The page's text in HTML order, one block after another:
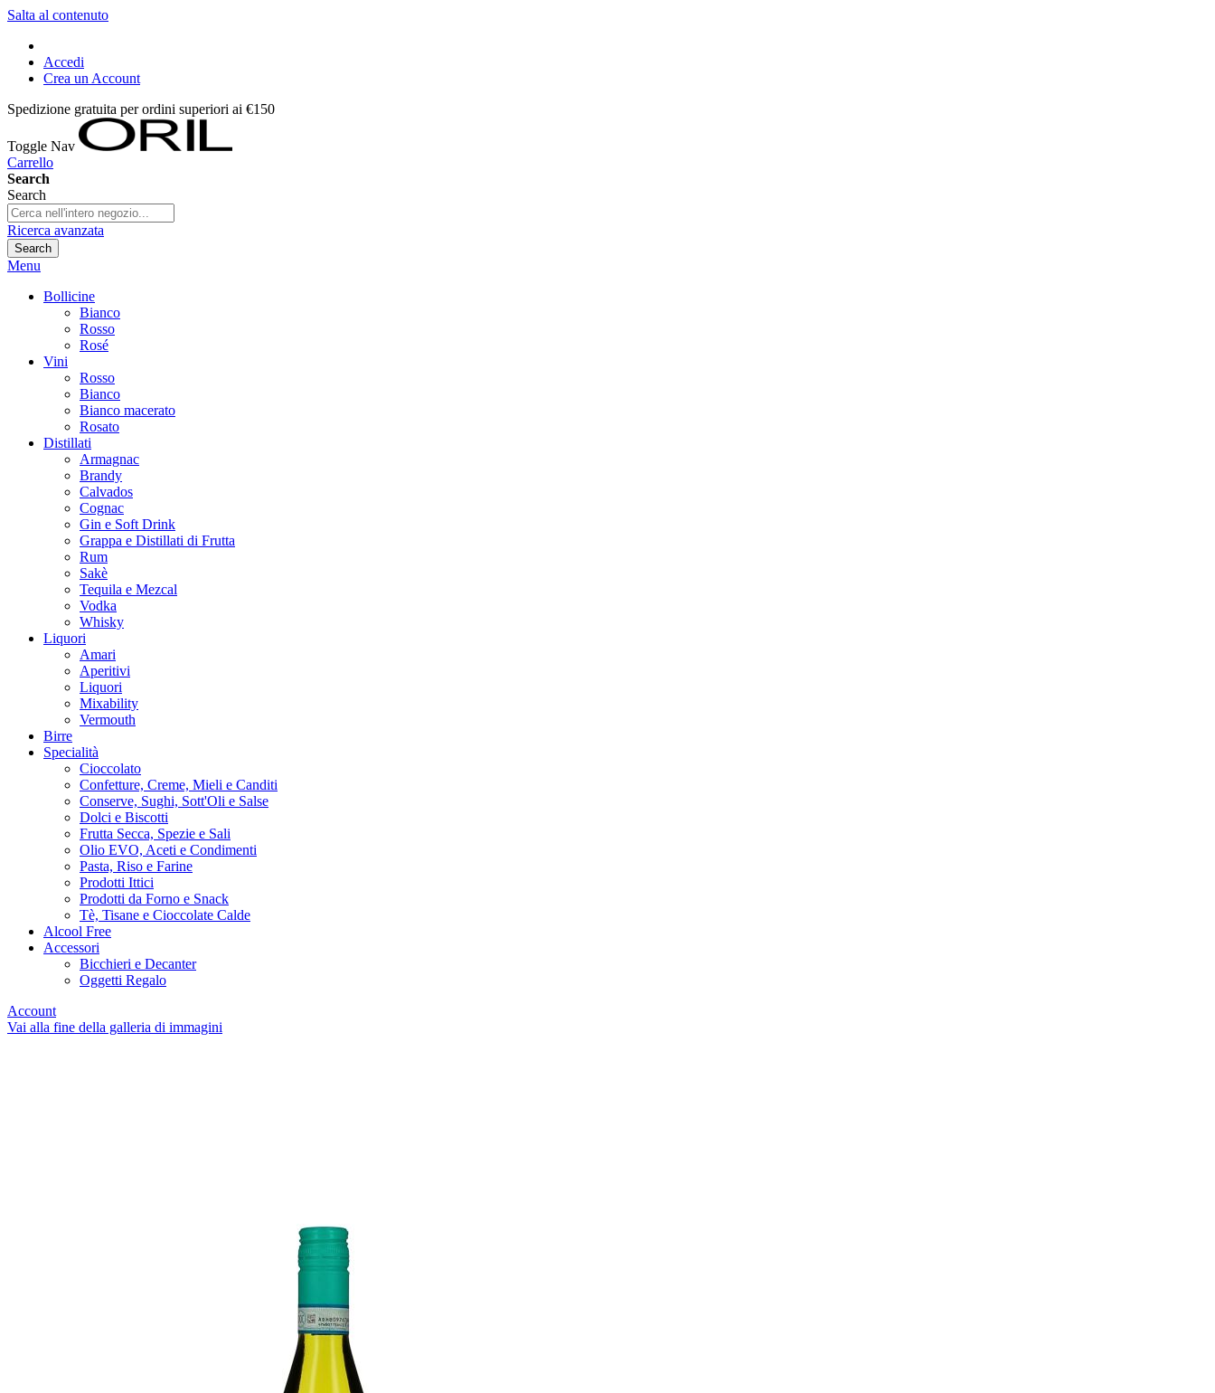
Salta al contenuto
Accedi
Crea un Account
Spedizione gratuita per ordini superiori ai €150
Toggle Nav
Carrello
Search
Search
Ricerca avanzata
Search
Menu
Bollicine
Bianco
Rosso
Rosé
Vini
Rosso
Bianco
Bianco macerato
Rosato
Distillati
Armagnac
Brandy
Calvados
Cognac
Gin e Soft Drink
Grappa e Distillati di Frutta
Rum
Sakè
Tequila e Mezcal
Vodka
Whisky
Liquori
Amari
Aperitivi
Liquori
Mixability
Vermouth
Birre
Specialità
Cioccolato
Confetture, Creme, Mieli e Canditi
Conserve, Sughi, Sott'Oli e Salse
Dolci e Biscotti
Frutta Secca, Spezie e Sali
Olio EVO, Aceti e Condimenti
Pasta, Riso e Farine
Prodotti Ittici
Prodotti da Forno e Snack
Tè, Tisane e Cioccolate Calde
Alcool Free
Accessori
Bicchieri e Decanter
Oggetti Regalo
Account
Vai alla fine della galleria di immagini